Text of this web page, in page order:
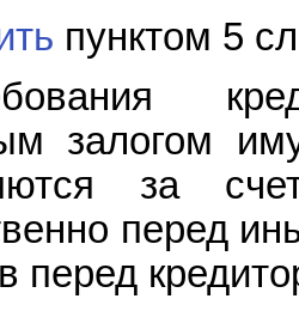
пунктом 5
залогом
за
перед
перед